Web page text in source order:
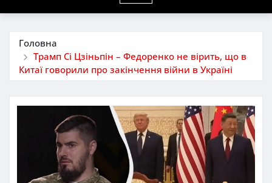
Головна
Трамп Сі Цзіньпін – Федоренко не вірить, що в
Китаї говорили про закінчення війни в Україні